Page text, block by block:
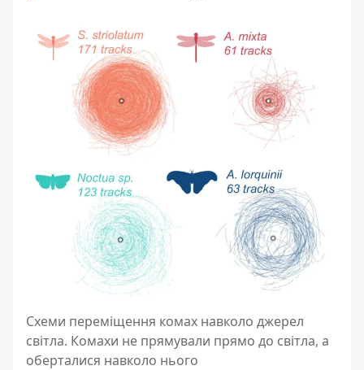
Схеми переміщення комах навколо джерел
світла. Комахи не прямували прямо до світла, а
оберталися навколо нього